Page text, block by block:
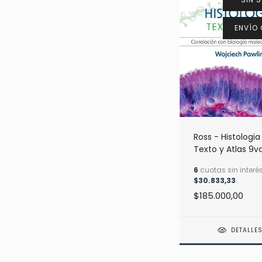
ENVÍO
Ross -
Texto y Atlas
biologia
celular
6 cuotas sin
$30.833,33
$185.000,00
DETALLES